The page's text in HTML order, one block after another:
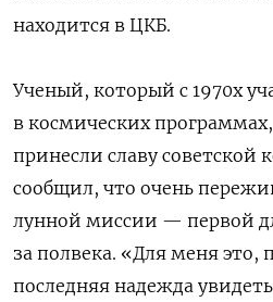
находится в ЦКБ.
Ученый, который с 1970х
в космических
принесли славу советской
сообщил, что очень
лунной миссии — первой
за полвека. «Для меня это,
последняя надежда